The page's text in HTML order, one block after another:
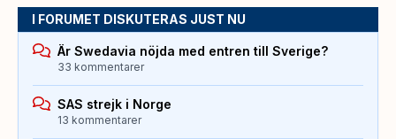
I FORUMET DISKUTERAS JUST NU
Är Swedavia nöjda med entren till Sverige?
33 kommentarer
SAS strejk i Norge
13 kommentarer